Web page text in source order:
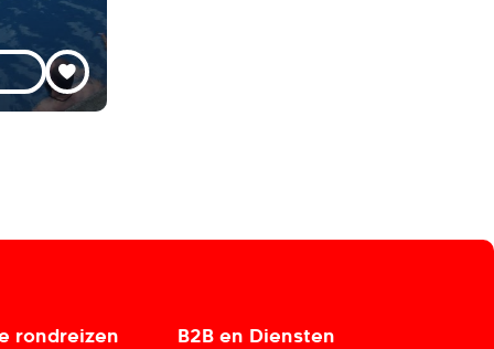
rondreizen B2B en Diensten